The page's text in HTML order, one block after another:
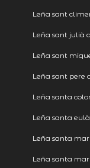
Leña sant
Leña sant julià
Leña sant
Leña sant pere
Leña santa
Leña santa
Leña santa
Leña santa